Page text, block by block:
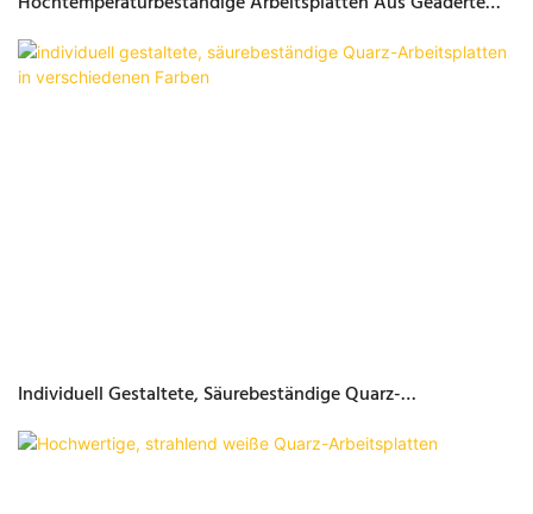
Quarzmarmor
Individuell Gestaltete, Säurebeständige Quarz-
Arbeitsplatten In Verschiedenen Farben